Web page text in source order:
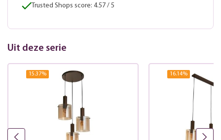
Trusted Shops score: 4.57 / 5
Uit deze serie
15.37% 16.14%